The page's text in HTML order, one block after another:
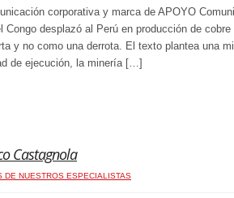
corporativa y marca de APOYO
Congo desplazó al Perú en producción de
y no como una derrota. El texto plantea una
de ejecución, la minería […]
Castagnola
DE NUESTROS ESPECIALISTAS